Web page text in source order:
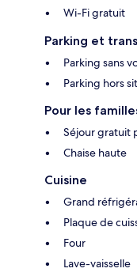
Wi-Fi gratuit
Parking et
Parking sans
Parking hors
Pour les
Séjour gratuit
Chaise haute
Cuisine
Grand
Plaque de
Four
Lave-vaisselle